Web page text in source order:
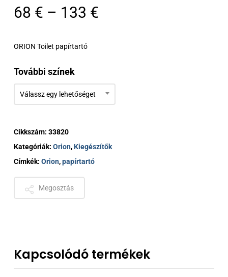
68 € – 133 €Ártartomány:
ORION Toilet papírtartó
További színek
Válassz egy lehetőséget
Cikkszám: 33820
Kategóriák: Orion,Kiegészítők
Címkék: Orion,papírtartó
Megosztás
Kapcsolódó termékek